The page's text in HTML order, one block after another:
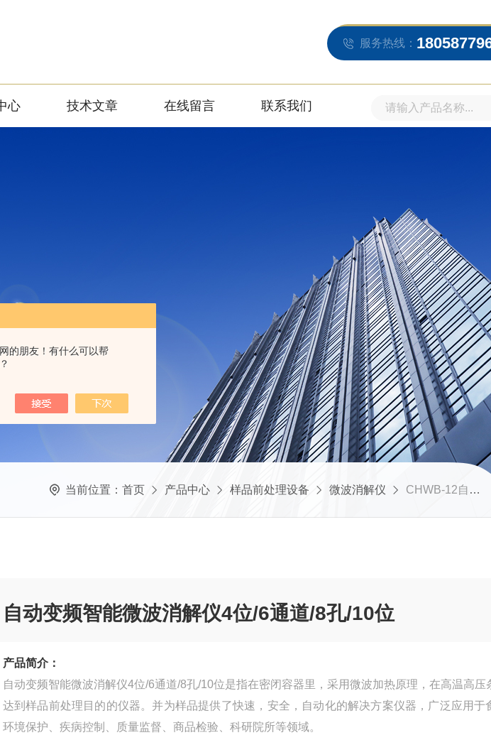
的朋友！有什么可以帮
服务热线：
心 技术文章 在线留言 联系我们
当前位置： 首页 产品中心 样品前处理设备 微波消解仪 CHWB-12自动变频智能微波消解仪4位/6通道/8孔/10位
自动变频智能微波消解仪4位/6通道/8孔/10位
产品简介：
自动变频智能微波消解仪4位/6通道/8孔/10位是指在密闭容器里，采用微波加热原理，在高温高压
达到样品前处理目的的仪器。并为样品提供了快速，安全，自动化的解决方案仪器，广泛应用于
环境保护、疾病控制、质量监督、商品检验、科研院所等领域。